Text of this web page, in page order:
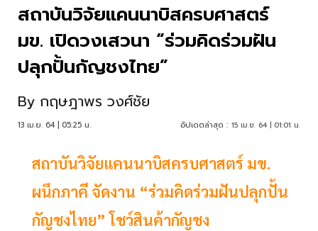
สถาบันวิจัยแคนนาบิสครบศาสตร์
มข. เปิดวงเสวนา “ร่วมคิดร่วมฝัน
ปลุกปั้นกัญชงไทย”
By กฤษฎาพร วงศ์ชัย
13 เม.ย. 64 | 05:25 น. อัปเดตล่าสุด : 15 เม.ย. 64 | 01:01 น.
สถาบันวิจัยแคนนาบิสครบศาสตร์ มข.
ผนึกภาคี จัดงาน “ร่วมคิดร่วมฝันปลุกปั้น
กัญชงไทย” โชว์สินค้ากัญชง